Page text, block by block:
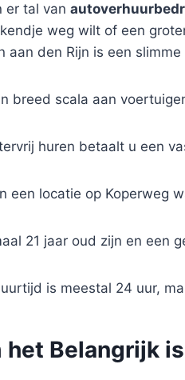
er tal van
weg wilt of een
aan den Rijn is een
breed scala aan
huren betaalt u een
een locatie op Koperweg
21 jaar oud zijn en een
is meestal 24 uur,
het Belangrijk